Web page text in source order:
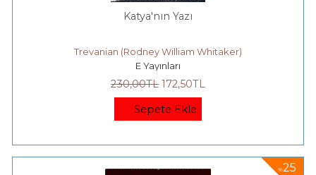
Katya'nın Yazı
Trevanian (Rodney William Whitaker)
E Yayınları
230,00TL 172,50TL
Sepete Ekle
%25